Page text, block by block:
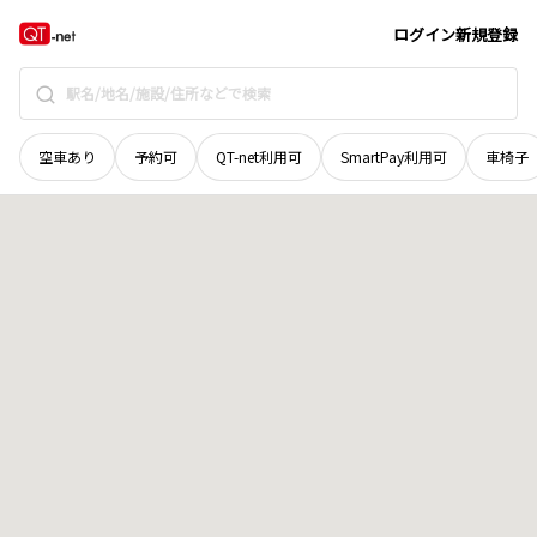
ログイン新規登録
空車あり 予約可 QT-net利用可 SmartPay利用可 車椅子
和歌山県